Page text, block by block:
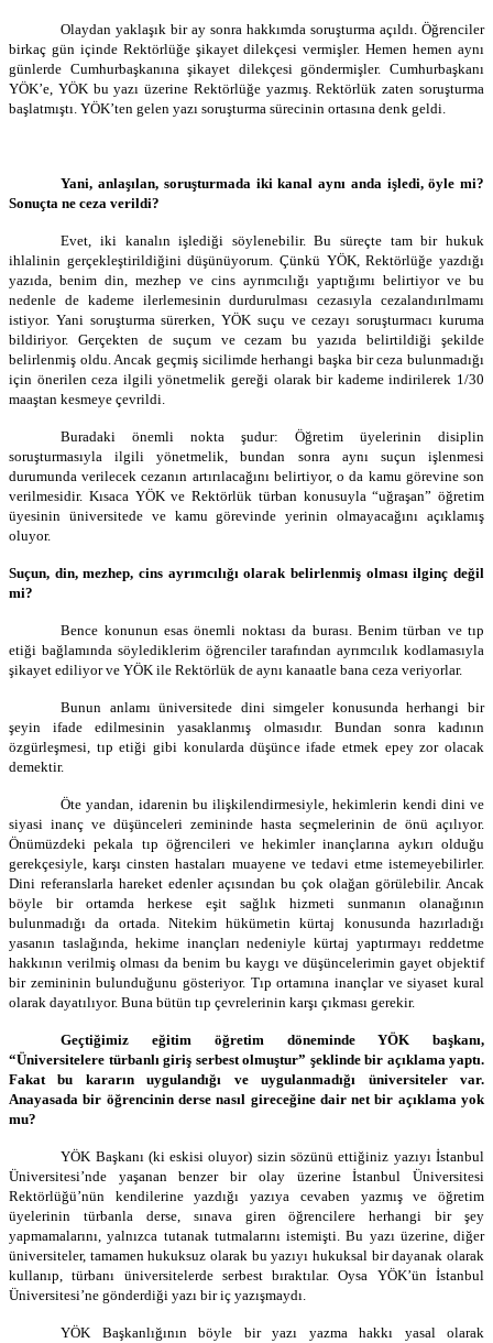
Olaydan yaklaşık bir ay sonra hakkımda soruşturma açıldı. Öğrenciler
birkaç gün içinde Rektörlüğe şikayet dilekçesi vermişler. Hemen hemen aynı
günlerde Cumhurbaşkanına şikayet dilekçesi göndermişler. Cumhurbaşkanı
YÖK’e, YÖK bu yazı üzerine Rektörlüğe yazmış. Rektörlük zaten soruşturma
başlatmıştı. YÖK’ten gelen yazı soruşturma sürecinin ortasına denk geldi.
Yani, anlaşılan, soruşturmada iki kanal aynı anda işledi, öyle mi?
Sonuçta ne ceza verildi?
Evet, iki kanalın işlediği söylenebilir. Bu süreçte tam bir hukuk
ihlalinin gerçekleştirildiğini düşünüyorum. Çünkü YÖK, Rektörlüğe yazdığı
yazıda, benim din, mezhep ve cins ayrımcılığı yaptığımı belirtiyor ve bu
nedenle de kademe ilerlemesinin durdurulması cezasıyla cezalandırılmamı
istiyor. Yani soruşturma sürerken, YÖK suçu ve cezayı soruşturmacı kuruma
bildiriyor. Gerçekten de suçum ve cezam bu yazıda belirtildiği şekilde
belirlenmiş oldu. Ancak geçmiş sicilimde herhangi başka bir ceza bulunmadığı
için önerilen ceza ilgili yönetmelik gereği olarak bir kademe indirilerek 1/30
maaştan kesmeye çevrildi.
Buradaki önemli nokta şudur: Öğretim üyelerinin disiplin
soruşturmasıyla ilgili yönetmelik, bundan sonra aynı suçun işlenmesi
durumunda verilecek cezanın artırılacağını belirtiyor, o da kamu görevine son
verilmesidir. Kısaca YÖK ve Rektörlük türban konusuyla “uğraşan” öğretim
üyesinin üniversitede ve kamu görevinde yerinin olmayacağını açıklamış
oluyor.
Suçun, din, mezhep, cins ayrımcılığı olarak belirlenmiş olması ilginç değil
mi?
Bence konunun esas önemli noktası da burası. Benim türban ve tıp
etiği bağlamında söylediklerim öğrenciler tarafından ayrımcılık kodlamasıyla
şikayet ediliyor ve YÖK ile Rektörlük de aynı kanaatle bana ceza veriyorlar.
Bunun anlamı üniversitede dini simgeler konusunda herhangi bir
şeyin ifade edilmesinin yasaklanmış olmasıdır. Bundan sonra kadının
özgürleşmesi, tıp etiği gibi konularda düşünce ifade etmek epey zor olacak
demektir.
Öte yandan, idarenin bu ilişkilendirmesiyle, hekimlerin kendi dini ve
siyasi inanç ve düşünceleri zemininde hasta seçmelerinin de önü açılıyor.
Önümüzdeki pekala tıp öğrencileri ve hekimler inançlarına aykırı olduğu
gerekçesiyle, karşı cinsten hastaları muayene ve tedavi etme istemeyebilirler.
Dini referanslarla hareket edenler açısından bu çok olağan görülebilir. Ancak
böyle bir ortamda herkese eşit sağlık hizmeti sunmanın olanağının
bulunmadığı da ortada. Nitekim hükümetin kürtaj konusunda hazırladığı
yasanın taslağında, hekime inançları nedeniyle kürtaj yaptırmayı reddetme
hakkının verilmiş olması da benim bu kaygı ve düşüncelerimin gayet objektif
bir zemininin bulunduğunu gösteriyor. Tıp ortamına inançlar ve siyaset kural
olarak dayatılıyor. Buna bütün tıp çevrelerinin karşı çıkması gerekir.
Geçtiğimiz eğitim öğretim döneminde YÖK başkanı,
“Üniversitelere türbanlı giriş serbest olmuştur” şeklinde bir açıklama yaptı.
Fakat bu kararın uygulandığı ve uygulanmadığı üniversiteler var.
Anayasada bir öğrencinin derse nasıl gireceğine dair net bir açıklama yok
mu?
YÖK Başkanı (ki eskisi oluyor) sizin sözünü ettiğiniz yazıyı İstanbul
Üniversitesi’nde yaşanan benzer bir olay üzerine İstanbul Üniversitesi
Rektörlüğü’nün kendilerine yazdığı yazıya cevaben yazmış ve öğretim
üyelerinin türbanla derse, sınava giren öğrencilere herhangi bir şey
yapmamalarını, yalnızca tutanak tutmalarını istemişti. Bu yazı üzerine, diğer
üniversiteler, tamamen hukuksuz olarak bu yazıyı hukuksal bir dayanak olarak
kullanıp, türbanı üniversitelerde serbest bıraktılar. Oysa YÖK’ün İstanbul
Üniversitesi’ne gönderdiği yazı bir iç yazışmaydı.
YÖK Başkanlığının böyle bir yazı yazma hakkı yasal olarak